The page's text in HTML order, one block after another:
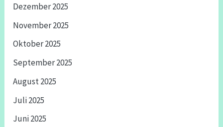
Dezember 2025
November 2025
Oktober 2025
September 2025
August 2025
Juli 2025
Juni 2025